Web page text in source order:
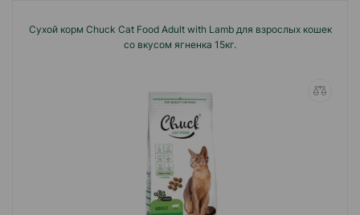
Сухой корм Chuck Cat Food Adult with Lamb для взрослых кошек
со вкусом ягненка 15кг.